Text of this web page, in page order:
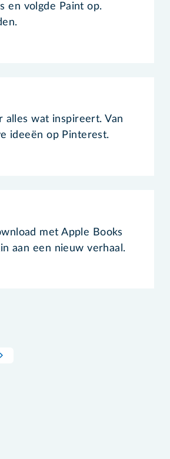
en volgde Paint op.
alles wat inspireert. Van
ideeën op Pinterest.
met Apple Books
aan een nieuw verhaal.